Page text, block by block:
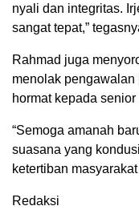
nyali dan integritas.
sangat tepat,”
Rahmad juga
menolak
hormat kepada
“Semoga amanah
suasana yang
ketertiban
Redaksi